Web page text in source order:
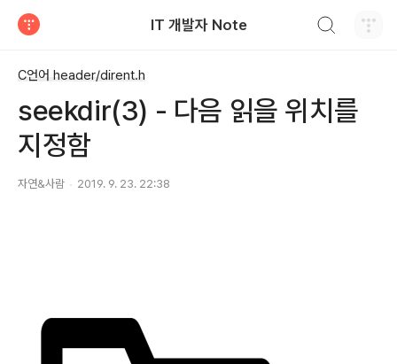
IT 개발자 Note
C언어 header/dirent.h
seekdir(3) - 다음 읽을 위치를
지정함
자연&사람 2019. 9. 23. 22:38